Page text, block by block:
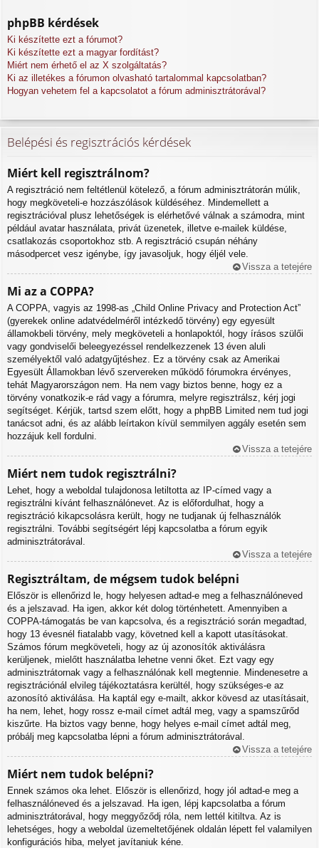
phpBB kérdések
Ki készítette ezt a fórumot?
Ki készítette ezt a magyar fordítást?
Miért nem érhető el az X szolgáltatás?
Ki az illetékes a fórumon olvasható tartalommal kapcsolatban?
Hogyan vehetem fel a kapcsolatot a fórum adminisztrátorával?
Belépési és regisztrációs kérdések
Miért kell regisztrálnom?
A regisztráció nem feltétlenül kötelező, a fórum adminisztrátorán múlik,
hogy megköveteli-e hozzászólások küldéséhez. Mindemellett a
regisztrációval plusz lehetőségek is elérhetővé válnak a számodra, mint
például avatar használata, privát üzenetek, illetve e-mailek küldése,
csatlakozás csoportokhoz stb. A regisztráció csupán néhány
másodpercet vesz igénybe, így javasoljuk, hogy éljél vele.
Vissza a tetejére
Mi az a COPPA?
A COPPA, vagyis az 1998-as „Child Online Privacy and Protection Act”
(gyerekek online adatvédelméről intézkedő törvény) egy egyesült
államokbeli törvény, mely megköveteli a honlapoktól, hogy írásos szülői
vagy gondviselői beleegyezéssel rendelkezzenek 13 éven aluli
személyektől való adatgyűjtéshez. Ez a törvény csak az Amerikai
Egyesült Államokban lévő szervereken működő fórumokra érvényes,
tehát Magyarországon nem. Ha nem vagy biztos benne, hogy ez a
törvény vonatkozik-e rád vagy a fórumra, melyre regisztrálsz, kérj jogi
segítséget. Kérjük, tartsd szem előtt, hogy a phpBB Limited nem tud jogi
tanácsot adni, és az alább leírtakon kívül semmilyen aggály esetén sem
hozzájuk kell fordulni.
Vissza a tetejére
Miért nem tudok regisztrálni?
Lehet, hogy a weboldal tulajdonosa letiltotta az IP-címed vagy a
regisztrálni kívánt felhasználónevet. Az is előfordulhat, hogy a
regisztráció kikapcsolásra került, hogy ne tudjanak új felhasználók
regisztrálni. További segítségért lépj kapcsolatba a fórum egyik
adminisztrátorával.
Vissza a tetejére
Regisztráltam, de mégsem tudok belépni
Először is ellenőrizd le, hogy helyesen adtad-e meg a felhasználóneved
és a jelszavad. Ha igen, akkor két dolog történhetett. Amennyiben a
COPPA-támogatás be van kapcsolva, és a regisztráció során megadtad,
hogy 13 évesnél fiatalabb vagy, követned kell a kapott utasításokat.
Számos fórum megköveteli, hogy az új azonosítók aktiválásra
kerüljenek, mielőtt használatba lehetne venni őket. Ezt vagy egy
adminisztrátornak vagy a felhasználónak kell megtennie. Mindenesetre a
regisztrációnál elvileg tájékoztatásra kerültél, hogy szükséges-e az
azonosító aktiválása. Ha kaptál egy e-mailt, akkor kövesd az utasításait,
ha nem, lehet, hogy rossz e-mail címet adtál meg, vagy a spamszűrőd
kiszűrte. Ha biztos vagy benne, hogy helyes e-mail címet adtál meg,
próbálj meg kapcsolatba lépni a fórum adminisztrátorával.
Vissza a tetejére
Miért nem tudok belépni?
Ennek számos oka lehet. Először is ellenőrizd, hogy jól adtad-e meg a
felhasználóneved és a jelszavad. Ha igen, lépj kapcsolatba a fórum
adminisztrátorával, hogy meggyőződj róla, nem lettél kitiltva. Az is
lehetséges, hogy a weboldal üzemeltetőjének oldalán lépett fel valamilyen
konfigurációs hiba, melyet javítaniuk kéne.